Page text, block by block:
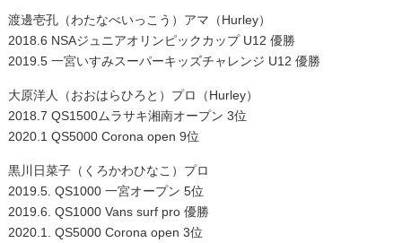
渡邊壱孔（わたなべいっこう）アマ（Hurley）
2018.6 NSAジュニアオリンピックカップ U12 優勝
2019.5 一宮いすみスーパーキッズチャレンジ U12 優勝
大原洋人（おおはらひろと）プロ（Hurley）
2018.7 QS1500ムラサキ湘南オープン 3位
2020.1 QS5000 Corona open 9位
黒川日菜子（くろかわひなこ）プロ
2019.5. QS1000 一宮オープン 5位
2019.6. QS1000 Vans surf pro 優勝
2020.1. QS5000 Corona open 3位